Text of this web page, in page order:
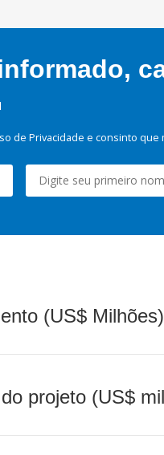
de Privacidade e consinto
(US$ Milhões)
projeto (US$